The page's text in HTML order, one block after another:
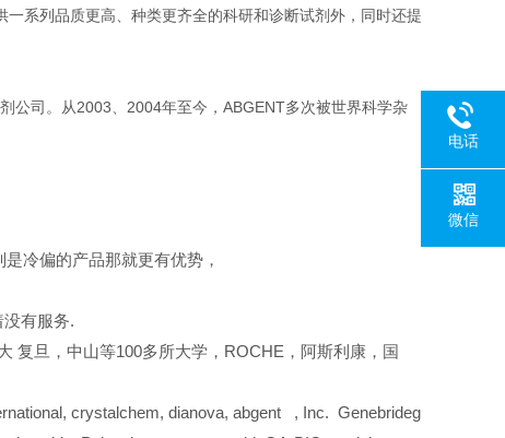
系列品质更高、种类更齐全的科研和诊断试剂外，同时还提
公司。从2003、2004年至今，ABGENT多次被世界科学杂
冷偏的产品那就更有优势，
没有服务.
复旦，中山等100多所大学，ROCHE，阿斯利康，国
crystalchem, dianova, abgent , Inc. Genebrideg
电话
微信